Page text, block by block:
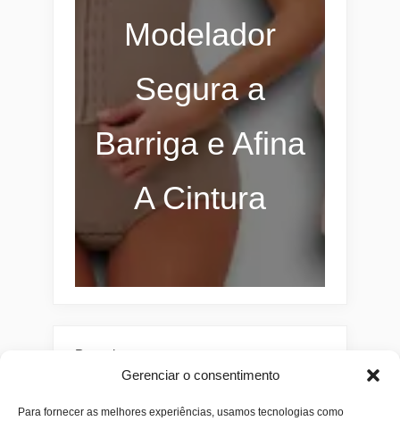
Gerenciar o consentimento
Para fornecer as melhores experiências, usamos tecnologias como
Modelador
Segura a
Barriga e Afina
A Cintura
Pesquisar